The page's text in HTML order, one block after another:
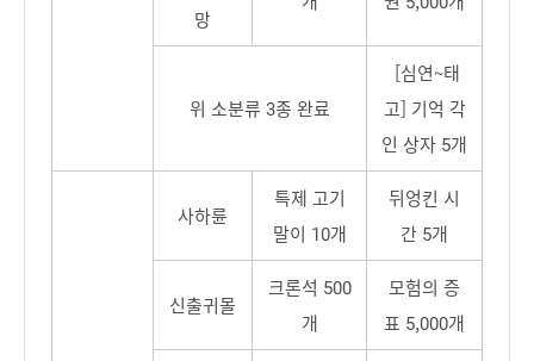
망
위 소분류 3종 완료
[심연~태
고] 기억 각
인 상자 5개
사하륜
특제 고기
말이 10개
뒤엉킨 시
간 5개
신출귀몰
크론석 500
개
모험의 증
표 5,000개